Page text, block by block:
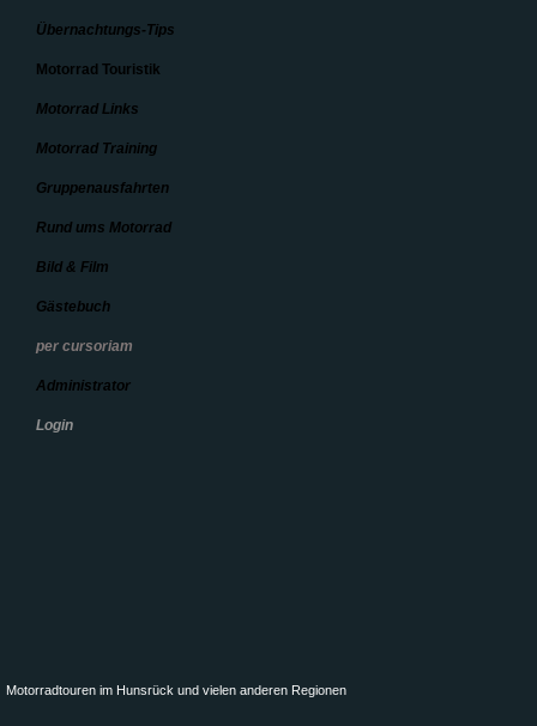
Übernachtungs-Tips
Motorrad Touristik
Motorrad Links
Motorrad Training
Gruppenausfahrten
Rund ums Motorrad
Bild & Film
Gästebuch
per cursoriam
Administrator
Login
Motorradtouren im Hunsrück und vielen anderen Regionen